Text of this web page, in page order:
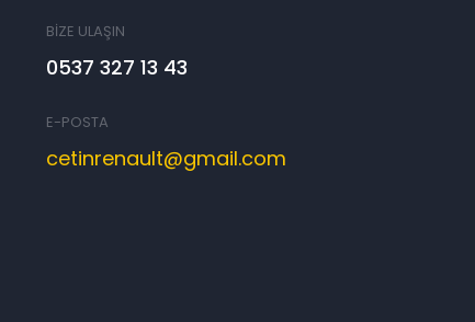
BİZE ULAŞIN
0537 327 13 43
E-POSTA
cetinrenault@gmail.com